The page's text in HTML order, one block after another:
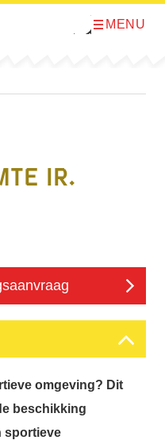
O
n
MENU
ir.
omgeving? Dit
beschikking
sportieve